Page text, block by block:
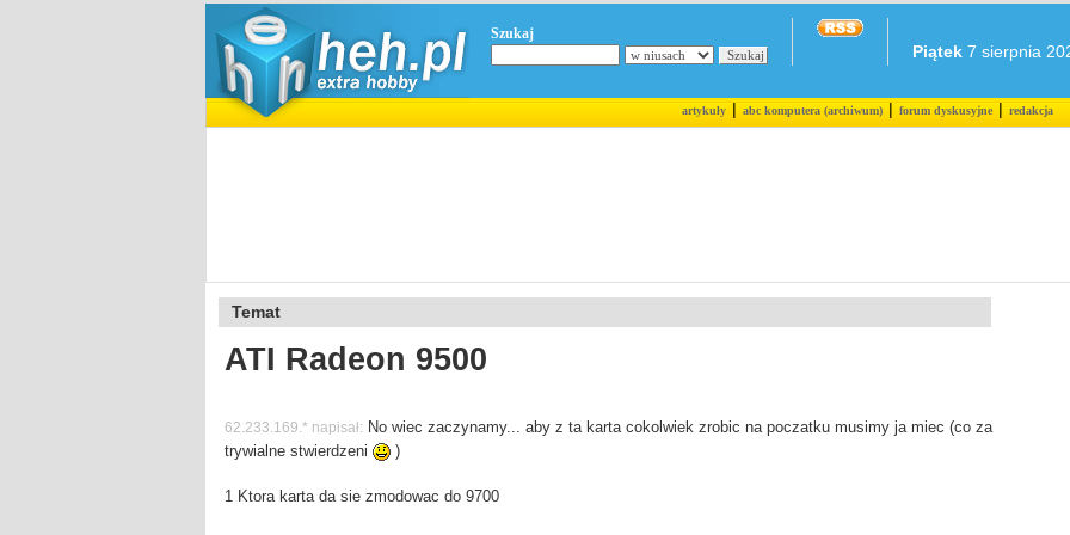
Szukaj
Piątek 7 sierpnia
artykuły|abc komputera (archiwum)|forum dyskusyjne|redakcja
Temat
ATI Radeon 9500
62.233.169.* napisał: No wiec zaczynamy... aby z ta karta cokolwiek zrobic na poczatku musimy ja miec (co za
trywialne stwierdzeni
)
1 Ktora karta da sie zmodowac do 9700